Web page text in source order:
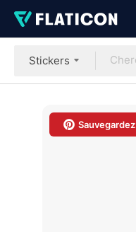
Stickers
Sauvegardez